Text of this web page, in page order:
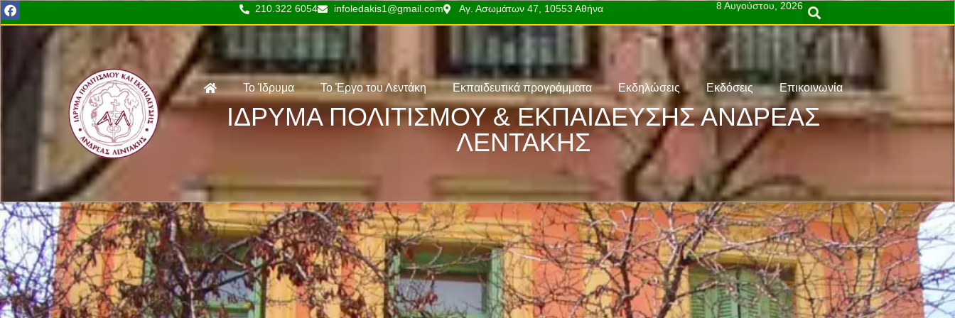
210.322 6054 infoledakis1@gmail.com Αγ. Ασωμάτων 47, 10553 Αθήνα 8 Αυγούστου, 2026
Το Ίδρυμα Το Έργο του Λεντάκη Εκπαιδευτικά προγράμματα Εκδηλώσεις Εκδόσεις Επικοινωνία
ΙΔΡΥΜΑ ΠΟΛΙΤΙΣΜΟΥ & ΕΚΠΑΙΔΕΥΣΗΣ ΑΝΔΡΕΑΣ
ΛΕΝΤΑΚΗΣ